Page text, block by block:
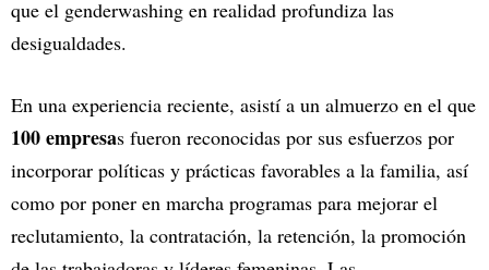
que el genderwashing en realidad profundiza las
desigualdades.
En una experiencia reciente, asistí a un almuerzo en el que
100 empresas fueron reconocidas por sus esfuerzos por
incorporar políticas y prácticas favorables a la familia, así
como por poner en marcha programas para mejorar el
reclutamiento, la contratación, la retención, la promoción